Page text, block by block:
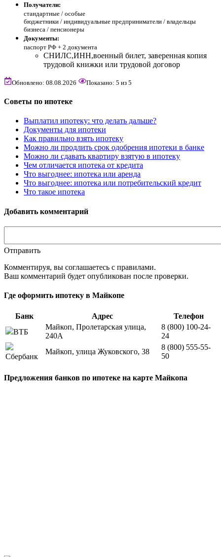
Получатели:
стандартные / особые
бюджетники / индивидуальные предприниматели / владельцы
бизнеса / пенсионеры
Документы:
паспорт РФ + 2 документа
СНИЛС,ИНН,военный билет, заверенная копия
трудовой книжки или трудовой договор
Обновлено: 08.08.2026 Показано: 5 из 5
Советы по ипотеке
Выплатил ипотеку: что делать дальше?
Документы для ипотеки
Как правильно взять ипотеку
Можно ли продлить срок одобрения ипотеки в банке
Можно ли сдавать квартиру взятую в ипотеку
Чем отличается ипотека от кредита
Что выгоднее: ипотека или аренда
Что выгоднее: ипотека или потребительский кредит
Что такое ипотека
Добавить комментарий
Отправить
Комментируя, вы соглашаетесь c правилами.
Ваш комментарий будет опубликован после проверки.
Где оформить ипотеку в Майкопе
Банк Адрес
Телефон
ВТБ
Майкоп, Пролетарская улица,
240А
8 (800) 100-24-
24
Сбербанк
Майкоп, улица Жуковского, 38
8 (800) 555-55-
50
Предложения банков по ипотеке на карте Майкопа